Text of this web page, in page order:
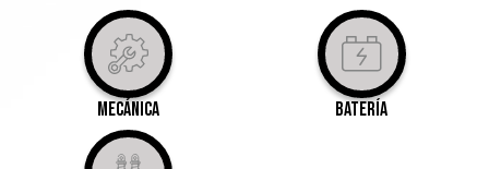
Mecánica Batería